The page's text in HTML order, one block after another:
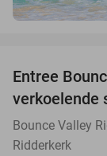
Entree
verkoelende
Bounce Valley
Ridderkerk